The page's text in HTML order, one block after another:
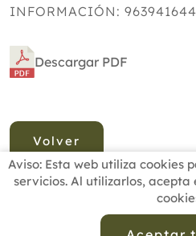
INFORMACIÓN: 963941644
Descargar PDF
Volver
Aviso: Esta web utiliza cookies
servicios. Al utilizarlos, acepta
BUSCADOR
ESCUELAS